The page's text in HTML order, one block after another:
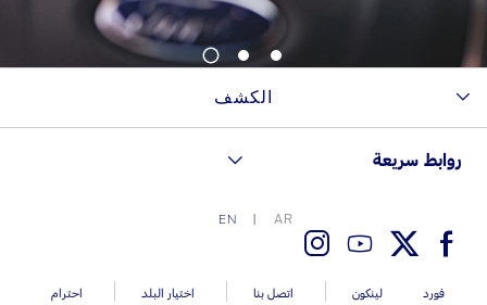
1 2 3
الكشف
AR
EN
فورد لينكون اتصل بنا اختيار البلد احترام
روابط سريعة